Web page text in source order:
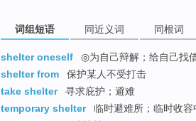
词组短语 同近义词 同根词
shelter oneself
◎为自己辩解；给自己找
shelter from
保护某人不受打击
take shelter
寻求庇护；避难
temporary shelter
临时避难所；临时收